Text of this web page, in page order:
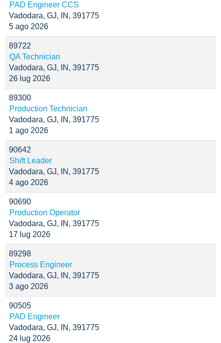
PAD Engineer CCS
Vadodara, GJ, IN, 391775
5 ago 2026
89722
QA Technician
Vadodara, GJ, IN, 391775
26 lug 2026
89300
Production Technician
Vadodara, GJ, IN, 391775
1 ago 2026
90642
Shift Leader
Vadodara, GJ, IN, 391775
4 ago 2026
90690
Production Operator
Vadodara, GJ, IN, 391775
17 lug 2026
89298
Process Engineer
Vadodara, GJ, IN, 391775
3 ago 2026
90505
PAD Engineer
Vadodara, GJ, IN, 391775
24 lug 2026